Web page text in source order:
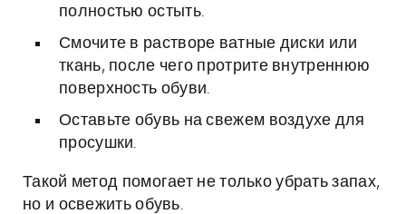
полностью остыть.
Смочите в растворе ватные диски или
ткань, после чего протрите внутреннюю
поверхность обуви.
Оставьте обувь на свежем воздухе для
просушки.
Такой метод помогает не только убрать запах,
но и освежить обувь.